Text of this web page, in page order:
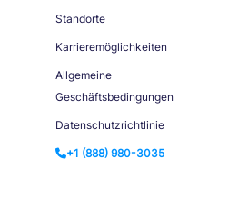
Standorte
Karrieremöglichkeiten
Allgemeine
Geschäftsbedingungen
Datenschutzrichtlinie
+1 (888) 980-3035